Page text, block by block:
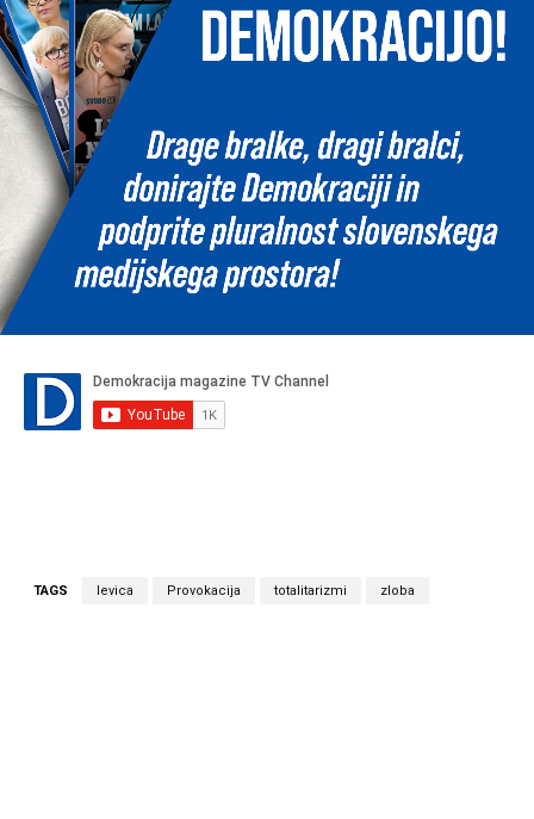
TAGS levica Provokacija totalitarizmi zloba